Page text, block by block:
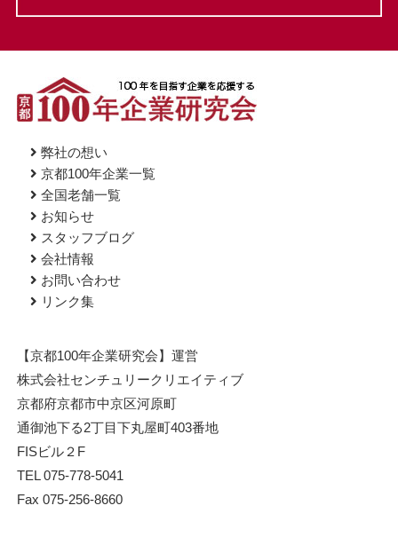
弊社の想い
京都100年企業一覧
全国老舗一覧
お知らせ
スタッフブログ
会社情報
お問い合わせ
リンク集
【京都100年企業研究会】運営
株式会社センチュリークリエイティブ
京都府京都市中京区河原町
通御池下る2丁目下丸屋町403番地
FISビル２F
TEL 075-778-5041
Fax 075-256-8660